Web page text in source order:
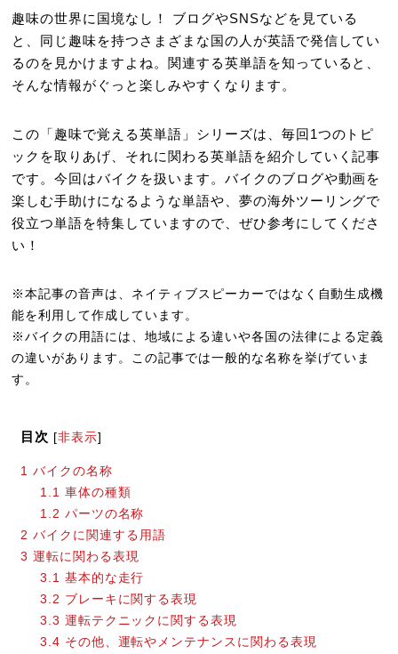
趣味の世界に国境なし！ ブログやSNSなどを見ている
と、同じ趣味を持つさまざまな国の人が英語で発信してい
るのを見かけますよね。関連する英単語を知っていると、
そんな情報がぐっと楽しみやすくなります。
この「趣味で覚える英単語」シリーズは、毎回1つのトピ
ックを取りあげ、それに関わる英単語を紹介していく記事
です。今回はバイクを扱います。バイクのブログや動画を
楽しむ手助けになるような単語や、夢の海外ツーリングで
役立つ単語を特集していますので、ぜひ参考にしてくださ
い！
※本記事の音声は、ネイティブスピーカーではなく自動生成機
能を利用して作成しています。
※バイクの用語には、地域による違いや各国の法律による定義
の違いがあります。この記事では一般的な名称を挙げていま
す。
目次 [非表示]
1 バイクの名称
1.1 車体の種類
1.2 パーツの名称
2 バイクに関連する用語
3 運転に関わる表現
3.1 基本的な走行
3.2 ブレーキに関する表現
3.3 運転テクニックに関する表現
3.4 その他、運転やメンテナンスに関わる表現